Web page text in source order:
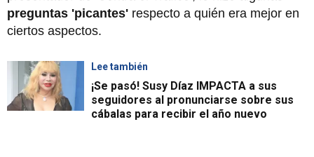
preguntas 'picantes' respecto a quién era mejor en
ciertos aspectos.
Lee también
¡Se pasó! Susy Díaz IMPACTA a sus
seguidores al pronunciarse sobre sus
cábalas para recibir el año nuevo